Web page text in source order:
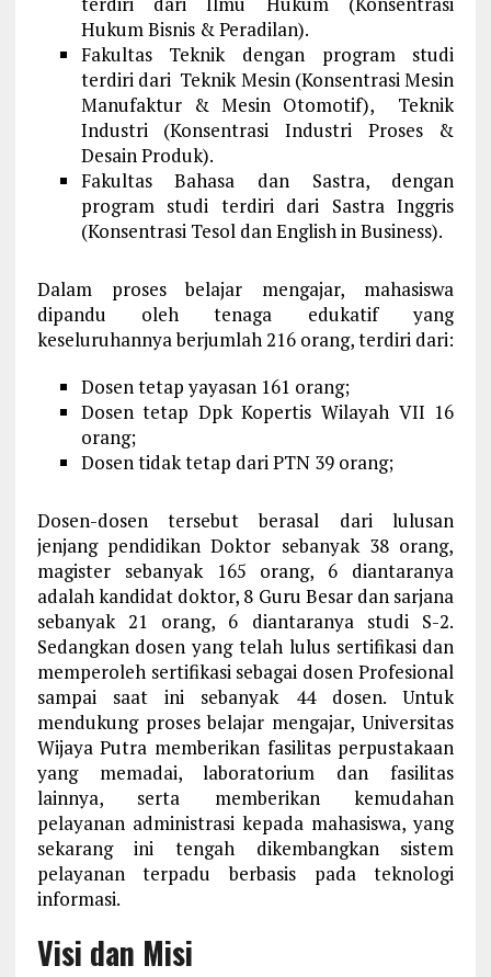
Hukum Bisnis & Peradilan).
Fakultas Teknik dengan program studi
terdiri dari Teknik Mesin (Konsentrasi Mesin
Manufaktur & Mesin Otomotif), Teknik
Industri (Konsentrasi Industri Proses &
Desain Produk).
Fakultas Bahasa dan Sastra, dengan
program studi terdiri dari Sastra Inggris
(Konsentrasi Tesol dan English in Business).
Dalam proses belajar mengajar, mahasiswa
dipandu oleh tenaga edukatif yang
keseluruhannya berjumlah 216 orang, terdiri dari:
Dosen tetap yayasan 161 orang;
Dosen tetap Dpk Kopertis Wilayah VII 16
orang;
Dosen tidak tetap dari PTN 39 orang;
Dosen-dosen tersebut berasal dari lulusan
jenjang pendidikan Doktor sebanyak 38 orang,
magister sebanyak 165 orang, 6 diantaranya
adalah kandidat doktor, 8 Guru Besar dan sarjana
sebanyak 21 orang, 6 diantaranya studi S-2.
Sedangkan dosen yang telah lulus sertifikasi dan
memperoleh sertifikasi sebagai dosen Profesional
sampai saat ini sebanyak 44 dosen. Untuk
mendukung proses belajar mengajar, Universitas
Wijaya Putra memberikan fasilitas perpustakaan
yang memadai, laboratorium dan fasilitas
lainnya, serta memberikan kemudahan
pelayanan administrasi kepada mahasiswa, yang
sekarang ini tengah dikembangkan sistem
pelayanan terpadu berbasis pada teknologi
informasi.
Visi dan Misi